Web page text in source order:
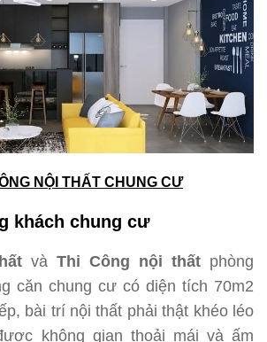
NỘI THẤT CHUNG CƯ
khách chung cư
và Thi Công nội thất phòng
căn chung cư có diện tích 70m2
bài trí nội thất phải thật khéo léo
không gian thoải mái và ấm